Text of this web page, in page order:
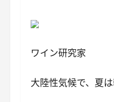
ワイン研究家
大陸性気候で、夏